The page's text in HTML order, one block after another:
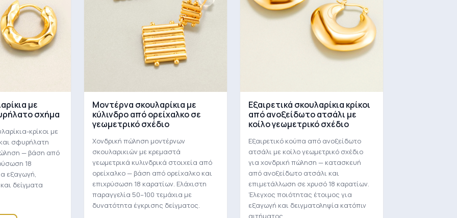
με
σχήμα
κρίκοι με
σφυρήλατη
— βάση από
18
εξαγωγή,
δείγματα
Μοντέρνα σκουλαρίκια με
κύλινδρο από ορείχαλκο σε
γεωμετρικό σχέδιο
Χονδρική πώληση μοντέρνων
σκουλαρικιών με κρεμαστά
γεωμετρικά κυλινδρικά στοιχεία από
ορείχαλκο — βάση από ορείχαλκο και
επιχρύσωση 18 καρατίων. Ελάχιστη
παραγγελία 50–100 τεμάχια με
δυνατότητα έγκρισης δείγματος.
Εξαιρετικά σκουλαρίκια κρίκοι
από ανοξείδωτο ατσάλι με
κοίλο γεωμετρικό σχέδιο
Εξαιρετικό κούπα από ανοξείδωτο
ατσάλι με κοίλο γεωμετρικό σχέδιο
για χονδρική πώληση — κατασκευή
από ανοξείδωτο ατσάλι και
επιμετάλλωση σε χρυσό 18 καρατίων.
Έλεγχος ποιότητας έτοιμος για
εξαγωγή και δειγματοληψία κατόπιν
αιτήματος.